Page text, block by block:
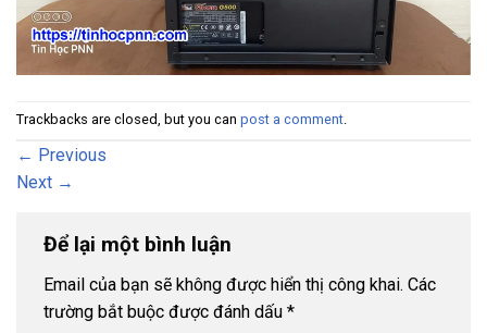
Trackbacks are closed, but you can post a comment.
← Previous
Next →
Để lại một bình luận
Email của bạn sẽ không được hiển thị công khai. Các
trường bắt buộc được đánh dấu *